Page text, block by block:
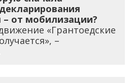
от мобилизации?
«Грантоедские
–